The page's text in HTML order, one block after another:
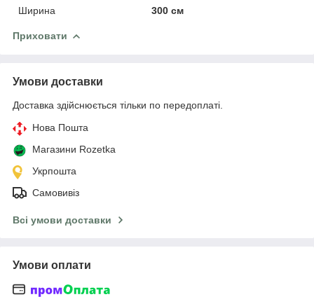
Ширина
300 см
Приховати
Умови доставки
Доставка здійснюється тільки по передоплаті.
Нова Пошта
Магазини Rozetka
Укрпошта
Самовивіз
Всі умови доставки
Умови оплати